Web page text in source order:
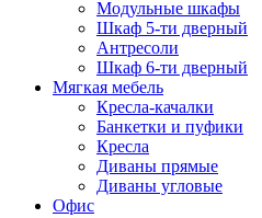
Модульные шкафы
Шкаф 5-ти дверный
Антресоли
Шкаф 6-ти дверный
Мягкая мебель
Кресла-качалки
Банкетки и пуфики
Кресла
Диваны прямые
Диваны угловые
Офис